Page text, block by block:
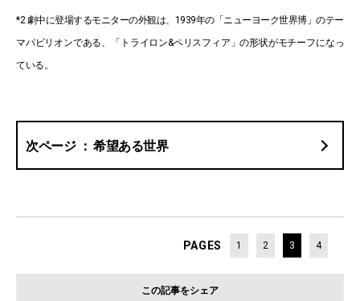
*2 劇中に登場するモニターの外観は、1939年の「ニューヨーク世界博」のテー
マパビリオンである、「トライロン&ペリスフィア」の形状がモチーフになっ
ている。
希望ある世界
PAGES 1 2 3 4
この記事をシェア